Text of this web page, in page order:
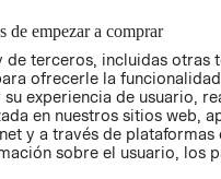
PETICIONES
QUEJAS Y
RECLAMOS
de empezar a comprar
terceros, incluidas otras
ofrecerle la
experiencia de usuario,
en nuestros sitios web,
y a través de plataformas
sobre el usuario, los